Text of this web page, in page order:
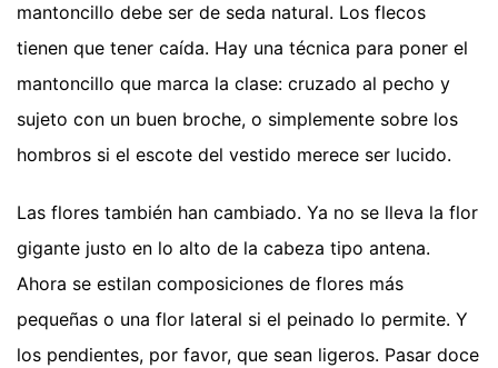
mantoncillo debe ser de seda natural. Los flecos
tienen que tener caída. Hay una técnica para poner el
mantoncillo que marca la clase: cruzado al pecho y
sujeto con un buen broche, o simplemente sobre los
hombros si el escote del vestido merece ser lucido.
Las flores también han cambiado. Ya no se lleva la flor
gigante justo en lo alto de la cabeza tipo antena.
Ahora se estilan composiciones de flores más
pequeñas o una flor lateral si el peinado lo permite. Y
los pendientes, por favor, que sean ligeros. Pasar doce